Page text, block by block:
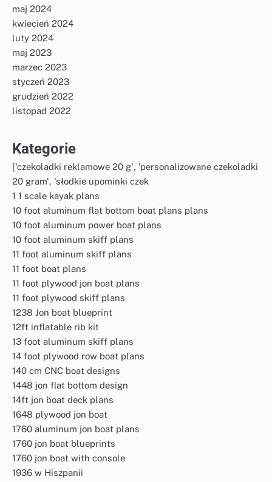
maj 2024
kwiecień 2024
luty 2024
maj 2023
marzec 2023
styczeń 2023
grudzień 2022
listopad 2022
Kategorie
['czekoladki reklamowe 20 g', 'personalizowane czekoladki
20 gram', 'słodkie upominki czek
1 1 scale kayak plans
10 foot aluminum flat bottom boat plans plans
10 foot aluminum power boat plans
10 foot aluminum skiff plans
11 foot aluminum skiff plans
11 foot boat plans
11 foot plywood jon boat plans
11 foot plywood skiff plans
1238 Jon boat blueprint
12ft inflatable rib kit
13 foot aluminum skiff plans
14 foot plywood row boat plans
140 cm CNC boat designs
1448 jon flat bottom design
14ft jon boat deck plans
1648 plywood jon boat
1760 aluminum jon boat plans
1760 jon boat blueprints
1760 jon boat with console
1936 w Hiszpanii